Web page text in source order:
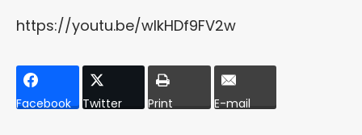
https://youtu.be/wlkHDf9FV2w
Facebook Twitter Print E-mail